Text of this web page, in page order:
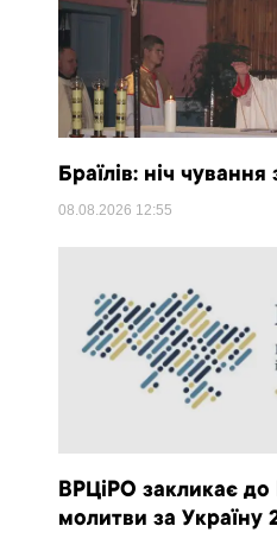
Браїлів: ніч
08.08.2026 12:55
ВРЦіРО закликає до
молитви за Україну